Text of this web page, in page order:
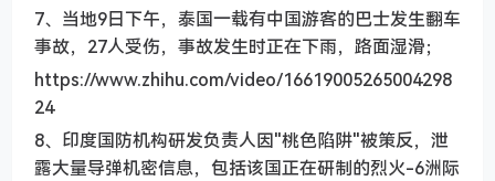
7、当地9日下午，泰国一载有中国游客的巴士发生翻车
事故，27人受伤，事故发生时正在下雨，路面湿滑；
https://www.zhihu.com/video/16619005265004298
24
8、印度国防机构研发负责人因"桃色陷阱"被策反，泄
露大量导弹机密信息，包括该国正在研制的烈火-6洲际